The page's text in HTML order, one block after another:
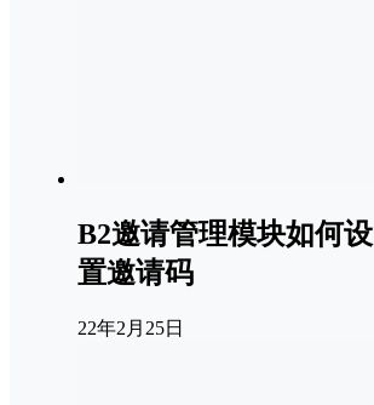
B2邀请管理模块如何设
置邀请码
22年2月25日